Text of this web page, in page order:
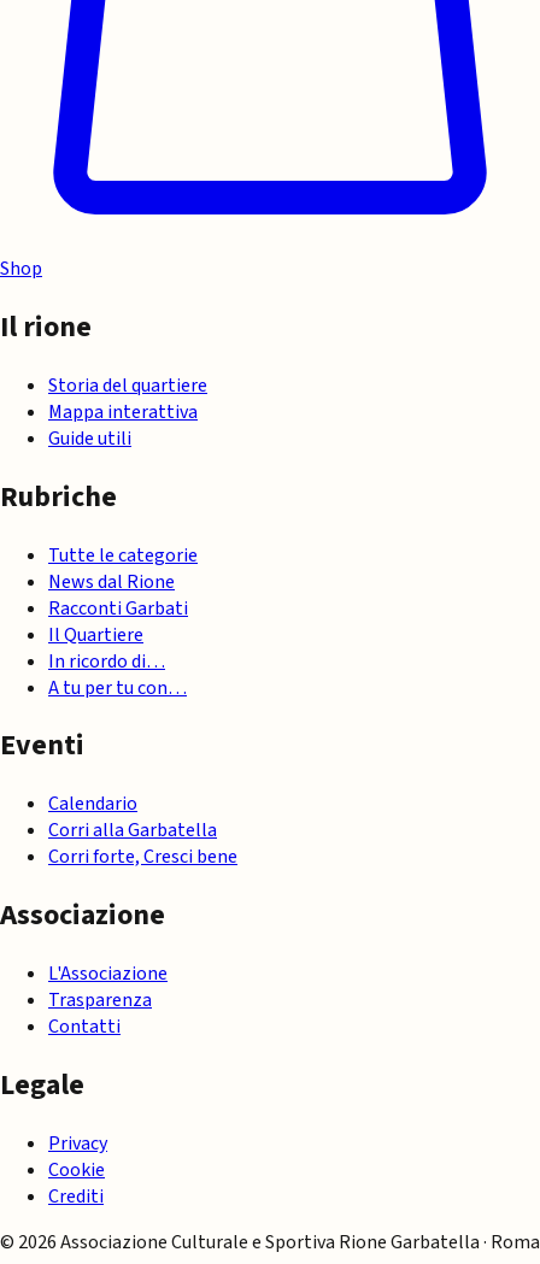
Shop
Il rione
Storia del quartiere
Mappa interattiva
Guide utili
Rubriche
Tutte le categorie
News dal Rione
Racconti Garbati
Il Quartiere
In ricordo di…
A tu per tu con…
Eventi
Calendario
Corri alla Garbatella
Corri forte, Cresci bene
Associazione
L'Associazione
Trasparenza
Contatti
Legale
Privacy
Cookie
Crediti
© 2026 Associazione Culturale e Sportiva Rione Garbatella · Roma